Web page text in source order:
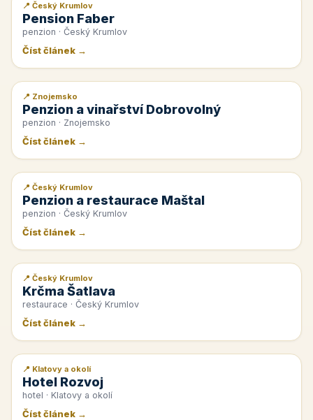
📰 PR článek
📍 Český Krumlov
Pension Faber
penzion · Český Krumlov
Číst článek →
📰 PR článek
📍 Znojemsko
Penzion a vinařství Dobrovolný
penzion · Znojemsko
Číst článek →
📰 PR článek
📍 Český Krumlov
Penzion a restaurace Maštal
penzion · Český Krumlov
Číst článek →
📰 PR článek
📍 Český Krumlov
Krčma Šatlava
restaurace · Český Krumlov
Číst článek →
📰 PR článek
📍 Klatovy a okolí
Hotel Rozvoj
hotel · Klatovy a okolí
Číst článek →